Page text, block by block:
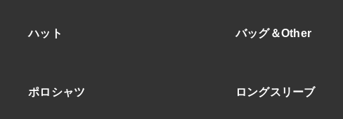
ハット バッグ＆Other
ポロシャツ ロングスリーブ